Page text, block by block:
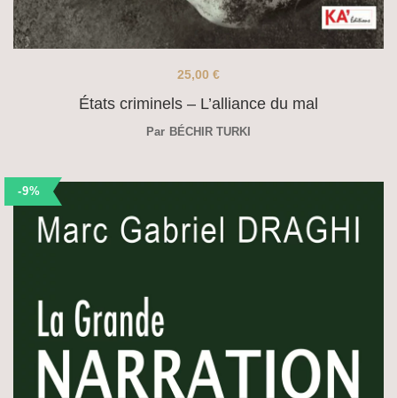
États criminels – L’alliance du mal
25,00 €
Par BÉCHIR TURKI
-9%